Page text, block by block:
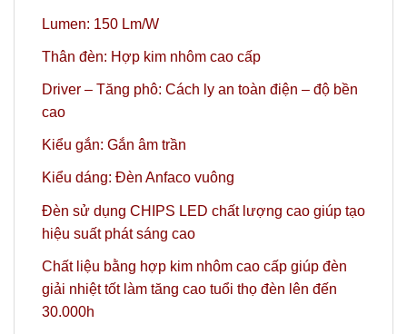
Lumen: 150 Lm/W
Thân đèn: Hợp kim nhôm cao cấp
Driver – Tăng phô: Cách ly an toàn điện – độ bền
cao
Kiểu gắn: Gắn âm trần
Kiểu dáng: Đèn Anfaco vuông
Đèn sử dụng CHIPS LED chất lượng cao giúp tạo
hiệu suất phát sáng cao
Chất liệu bằng hợp kim nhôm cao cấp giúp đèn
giải nhiệt tốt làm tăng cao tuổi thọ đèn lên đến
30.000h